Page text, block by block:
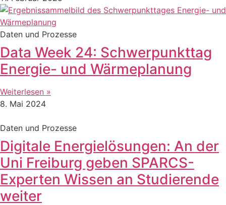
Daten und Prozesse
Data Week 24: Schwerpunkttag
Energie- und Wärmeplanung
Weiterlesen »
8. Mai 2024
Daten und Prozesse
Digitale Energielösungen: An der
Uni Freiburg geben SPARCS-
Experten Wissen an Studierende
weiter